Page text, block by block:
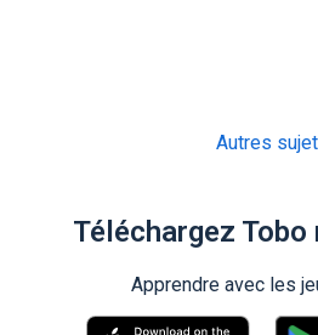
Autres
Téléchargez
Apprendre avec les